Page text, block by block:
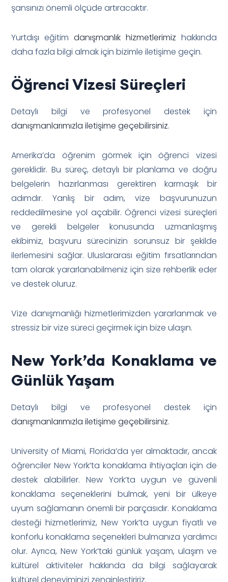
şansınızı önemli ölçüde artıracaktır.
Yurtdışı eğitim danışmanlık hizmetlerimiz hakkında
daha fazla bilgi almak için bizimle iletişime geçin.
Öğrenci Vizesi Süreçleri
Detaylı bilgi ve profesyonel destek için
danışmanlarımızla iletişime geçebilirsiniz.
Amerika’da öğrenim görmek için öğrenci vizesi
gereklidir. Bu süreç, detaylı bir planlama ve doğru
belgelerin hazırlanması gerektiren karmaşık bir
adımdır. Yanlış bir adım, vize başvurunuzun
reddedilmesine yol açabilir. Öğrenci vizesi süreçleri
ve gerekli belgeler konusunda uzmanlaşmış
ekibimiz, başvuru sürecinizin sorunsuz bir şekilde
ilerlemesini sağlar. Uluslararası eğitim fırsatlarından
tam olarak yararlanabilmeniz için size rehberlik eder
ve destek oluruz.
Vize danışmanlığı hizmetlerimizden yararlanmak ve
stressiz bir vize süreci geçirmek için bize ulaşın.
New York’da Konaklama ve
Günlük Yaşam
Detaylı bilgi ve profesyonel destek için
danışmanlarımızla iletişime geçebilirsiniz.
University of Miami, Florida’da yer almaktadır, ancak
öğrenciler New York’ta konaklama ihtiyaçları için de
destek alabilirler. New York’ta uygun ve güvenli
konaklama seçeneklerini bulmak, yeni bir ülkeye
uyum sağlamanın önemli bir parçasıdır. Konaklama
desteği hizmetlerimiz, New York’ta uygun fiyatlı ve
konforlu konaklama seçenekleri bulmanıza yardımcı
olur. Ayrıca, New York’taki günlük yaşam, ulaşım ve
kültürel aktiviteler hakkında da bilgi sağlayarak